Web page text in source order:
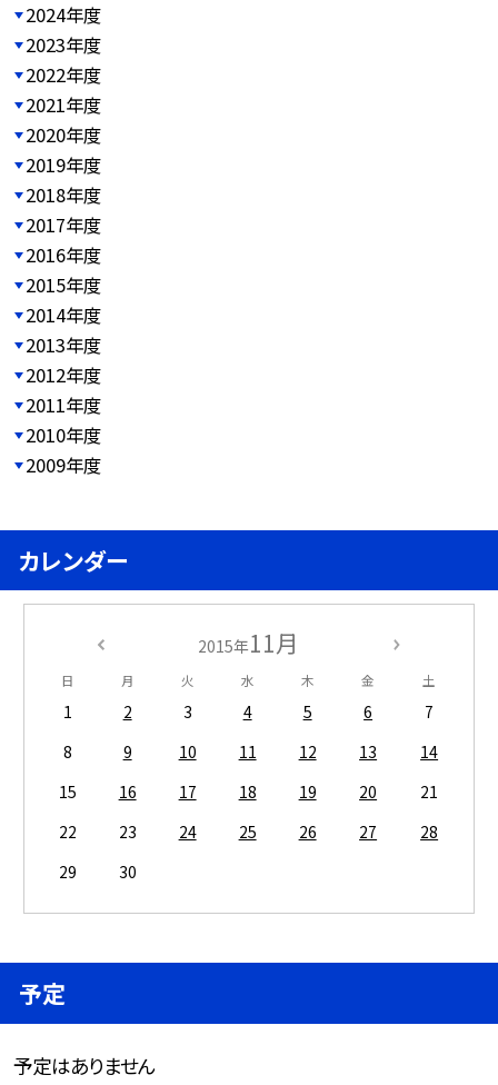
2024年度
2023年度
2022年度
2021年度
2020年度
2019年度
2018年度
2017年度
2016年度
2015年度
2014年度
2013年度
2012年度
2011年度
2010年度
2009年度
カレンダー
2015年11月
日 月 火 水 木 金 土
1 2 3 4 5 6
7
8
9 10 11 12 13
14
15
16 17 18 19 20
21
22
23 24 25 26 27
28
29
30
予定
予定はありません